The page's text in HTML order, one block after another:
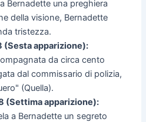
Bernadette una preghiera
della visione, Bernadette
tristezza.
(Sesta apparizione):
da circa cento
dal commissario di polizia,
(Quella).
(Settima apparizione):
a Bernadette un segreto